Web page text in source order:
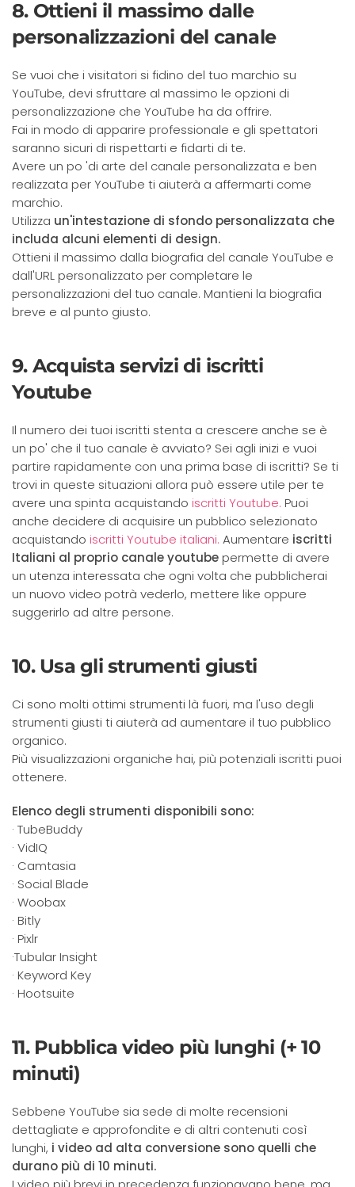
8. Ottieni il massimo dalle
personalizzazioni del canale
Se vuoi che i visitatori si fidino del tuo marchio su
YouTube, devi sfruttare al massimo le opzioni di
personalizzazione che YouTube ha da offrire.
Fai in modo di apparire professionale e gli spettatori
saranno sicuri di rispettarti e fidarti di te.
Avere un po 'di arte del canale personalizzata e ben
realizzata per YouTube ti aiuterà a affermarti come
marchio.
Utilizza un'intestazione di sfondo personalizzata che
includa alcuni elementi di design.
Ottieni il massimo dalla biografia del canale YouTube e
dall'URL personalizzato per completare le
personalizzazioni del tuo canale. Mantieni la biografia
breve e al punto giusto.
9. Acquista servizi di iscritti
Youtube
Il numero dei tuoi iscritti stenta a crescere anche se è
un po' che il tuo canale è avviato? Sei agli inizi e vuoi
partire rapidamente con una prima base di iscritti? Se ti
trovi in queste situazioni allora può essere utile per te
avere una spinta acquistando iscritti Youtube. Puoi
anche decidere di acquisire un pubblico selezionato
acquistando iscritti Youtube italiani. Aumentare iscritti
Italiani al proprio canale youtubepermette di avere
un utenza interessata che ogni volta che pubblicherai
un nuovo video potrà vederlo, mettere like oppure
suggerirlo ad altre persone.
10. Usa gli strumenti giusti
Ci sono molti ottimi strumenti là fuori, ma l'uso degli
strumenti giusti ti aiuterà ad aumentare il tuo pubblico
organico.
Più visualizzazioni organiche hai, più potenziali iscritti puoi
ottenere.
Elenco degli strumenti disponibili sono:
· TubeBuddy
· VidIQ
· Camtasia
· Social Blade
· Woobax
· Bitly
· Pixlr
·Tubular Insight
· Keyword Key
· Hootsuite
11. Pubblica video più lunghi (+ 10
minuti)
Sebbene YouTube sia sede di molte recensioni
dettagliate e approfondite e di altri contenuti così
lunghi, i video ad alta conversione sono quelli che
durano più di 10 minuti.